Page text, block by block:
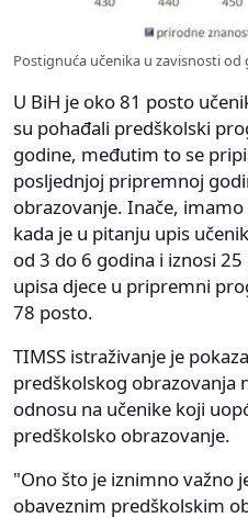
Postignuća učenika u zavisnosti
U BiH je oko 81 posto
su pohađali predškolski
godine, međutim to se
posljednjoj pripremnoj
obrazovanje. Inače,
kada je u pitanju upis
od 3 do 6 godina i iznosi
upisa djece u pripremni
78 posto.
TIMSS istraživanje je
predškolskog obrazovanja
odnosu na učenike koji
predškolsko obrazovanje.
"Ono što je iznimno važno
obaveznim predškolskim